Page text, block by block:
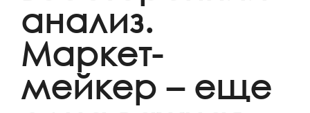
анализ.
Маркет-
мейкер – еще